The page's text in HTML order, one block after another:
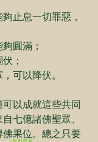
止息一切罪惡，
圓滿；
；
可以降伏。
以成就這些共同
七億諸佛聖眾、
佛果位。總之只要